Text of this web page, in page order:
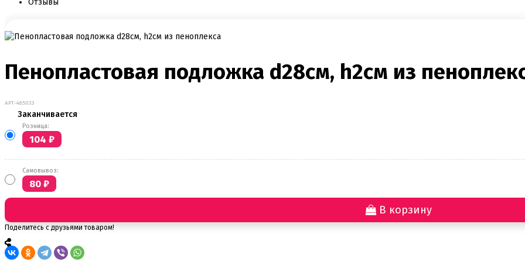
Отзывы
Пенопластовая подложка d28см, h2см из
АРТ-485033
Заканчивается
Розница:
104 ₽
Самовывоз:
80 ₽
В корзину
Поделитесь с друзьями товаром!